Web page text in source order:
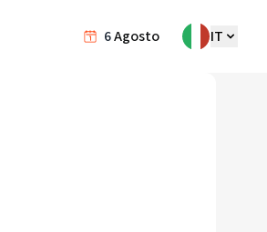
6Agosto IT